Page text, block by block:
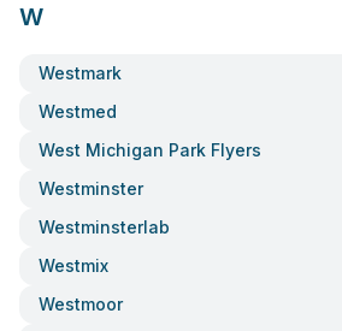
W
Westmark
Westmed
West Michigan Park Flyers
Westminster
Westminsterlab
Westmix
Westmoor